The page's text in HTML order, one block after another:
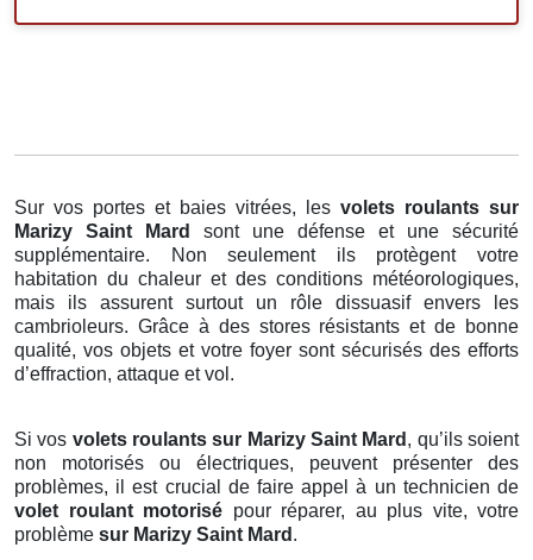
Sur vos portes et baies vitrées, les volets roulants sur
Marizy Saint Mard sont une défense et une sécurité
supplémentaire. Non seulement ils protègent votre
habitation du chaleur et des conditions météorologiques,
mais ils assurent surtout un rôle dissuasif envers les
cambrioleurs. Grâce à des stores résistants et de bonne
qualité, vos objets et votre foyer sont sécurisés des efforts
d’effraction, attaque et vol.
Si vos volets roulants sur Marizy Saint Mard , qu’ils soient
non motorisés ou électriques, peuvent présenter des
problèmes, il est crucial de faire appel à un technicien de
volet roulant motorisé pour réparer, au plus vite, votre
problème sur Marizy Saint Mard .